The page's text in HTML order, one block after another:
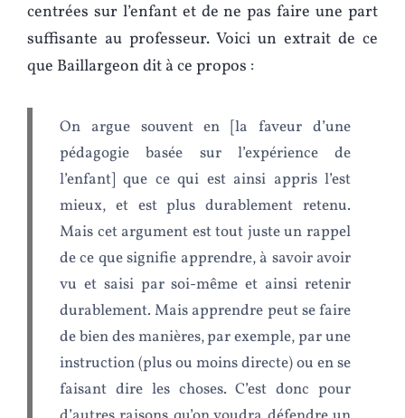
centrées sur l’enfant et de ne pas faire une part
suffisante au professeur. Voici un extrait de ce
que Baillargeon dit à ce propos :
On argue souvent en [la faveur d’une
pédagogie basée sur l’expérience de
l’enfant] que ce qui est ainsi appris l’est
mieux, et est plus durablement retenu.
Mais cet argument est tout juste un rappel
de ce que signifie apprendre, à savoir avoir
vu et saisi par soi-même et ainsi retenir
durablement. Mais apprendre peut se faire
de bien des manières, par exemple, par une
instruction (plus ou moins directe) ou en se
faisant dire les choses. C’est donc pour